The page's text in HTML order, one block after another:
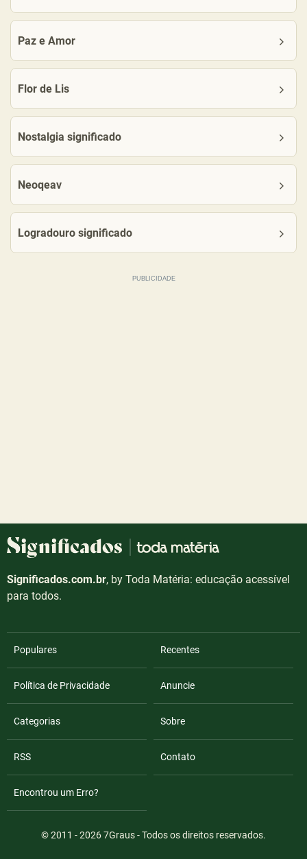
Paz e Amor
Flor de Lis
Nostalgia significado
Neoqeav
Logradouro significado
Significados.com.br, by Toda Matéria: educação acessível
para todos.
Populares Recentes
Política de Privacidade Anuncie
Categorias Sobre
RSS Contato
Encontrou um Erro?
© 2011 - 20267Graus- Todos os direitos reservados.